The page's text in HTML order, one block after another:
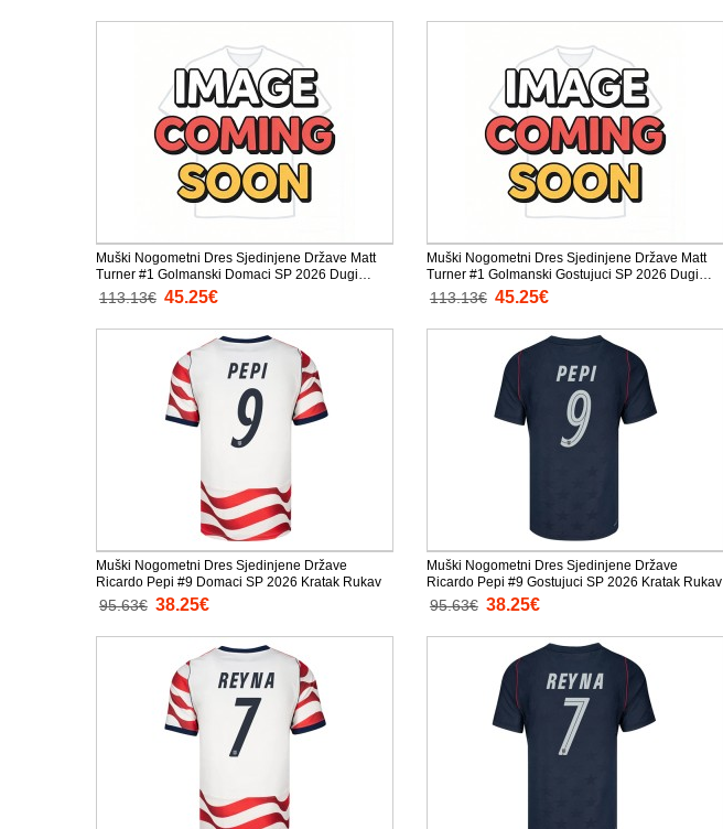
Muški Nogometni Dres Sjedinjene Države Matt
Turner #1 Golmanski Domaci SP 2026 Dugi
Rukav
113.13€ 45.25€
Muški Nogometni Dres Sjedinjene Države Matt
Turner #1 Golmanski Gostujuci SP 2026 Dugi
Rukav
113.13€ 45.25€
Muški Nogometni Dres Sjedinjene Države
Ricardo Pepi #9 Domaci SP 2026 Kratak Rukav
95.63€ 38.25€
Muški Nogometni Dres Sjedinjene Države
Ricardo Pepi #9 Gostujuci SP 2026 Kratak Rukav
95.63€ 38.25€